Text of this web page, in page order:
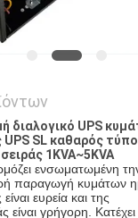
διαλογικό UPS
UPS SL καθαρός
1KVA~5KVA
ενσωματωμένη
παραγωγή κυμάτων
ευρεία και της
είναι γρήγορη.